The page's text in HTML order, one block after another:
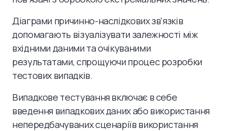
Діаграми причинно-наслідкових зв'язків
допомагають візуалізувати залежності між
вхідними даними та очікуваними
результатами, спрощуючи процес розробки
тестових випадків.
Випадкове тестування включає в себе
введення випадкових даних або використання
непередбачуваних сценаріїв використання